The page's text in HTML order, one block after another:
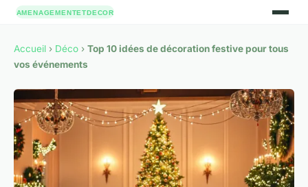
Accueil › Déco › Top 10 idées de décoration festive pour tous
vos événements